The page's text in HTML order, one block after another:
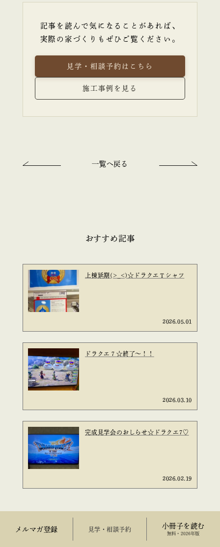
メルマガ登録 来場予約 小冊子を読む
無料・2026年版
記事を読んで気になることがあれば、
実際の家づくりもぜひご覧ください。
見学・相談予約はこちら
施工事例を見る
一覧へ戻る
おすすめ記事
上棟延期(>_<)☆ドラクエＴシャツ
2026.05.01
ドラクエ７☆終了～！！
2026.03.10
完成見学会のおしらせ☆ドラクエ7♡
2026.02.19